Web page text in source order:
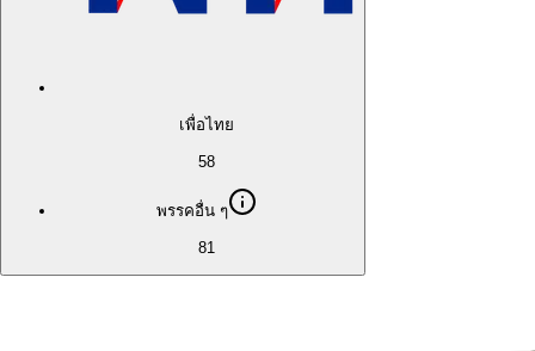
เพื่อไทย
58
พรรคอื่น ๆ
81